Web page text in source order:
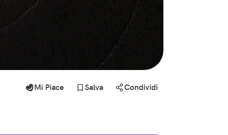
Mi Piace Salva Condividi